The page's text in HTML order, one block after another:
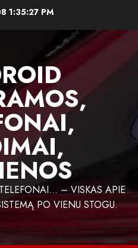
1:35:27 PM
– VISKAS APIE
PO VIENU STOGU.